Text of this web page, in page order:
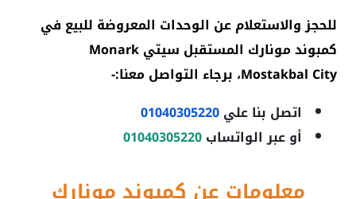
للحجز والاستعلام عن الوحدات المعروضة للبيع في
كمبوند مونارك المستقبل سيتي Monark
Mostakbal City، برجاء التواصل معنا:-
اتصل بنا علي01040305220
أو عبر الواتساب01040305220